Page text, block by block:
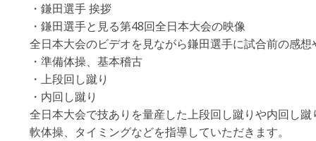
・鎌田選手 挨拶
・鎌田選手と見る第48回全日本大会の映像
全日本大会のビデオを見ながら鎌田選手に試合前の感
・準備体操、基本稽古
・上段回し蹴り
・内回し蹴り
全日本大会で技ありを量産した上段回し蹴りや内回し
軟体操、タイミングなどを指導していただきます。